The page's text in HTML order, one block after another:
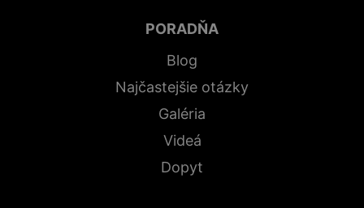
PORADŇA
Blog
Najčastejšie otázky
Galéria
Videá
Dopyt